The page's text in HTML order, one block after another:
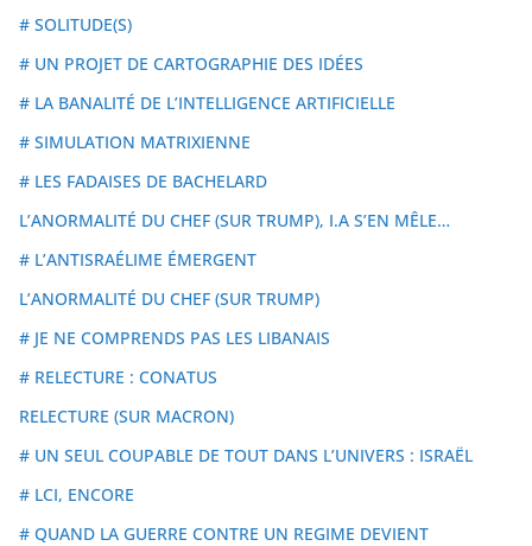
# SOLITUDE(S)
# UN PROJET DE CARTOGRAPHIE DES IDÉES
# LA BANALITÉ DE L’INTELLIGENCE ARTIFICIELLE
# SIMULATION MATRIXIENNE
# LES FADAISES DE BACHELARD
L’ANORMALITÉ DU CHEF (SUR TRUMP), I.A S’EN MÊLE…
# L’ANTISRAÉLIME ÉMERGENT
L’ANORMALITÉ DU CHEF (SUR TRUMP)
# JE NE COMPRENDS PAS LES LIBANAIS
# RELECTURE : CONATUS
RELECTURE (SUR MACRON)
# UN SEUL COUPABLE DE TOUT DANS L’UNIVERS : ISRAËL
# LCI, ENCORE
# QUAND LA GUERRE CONTRE UN REGIME DEVIENT